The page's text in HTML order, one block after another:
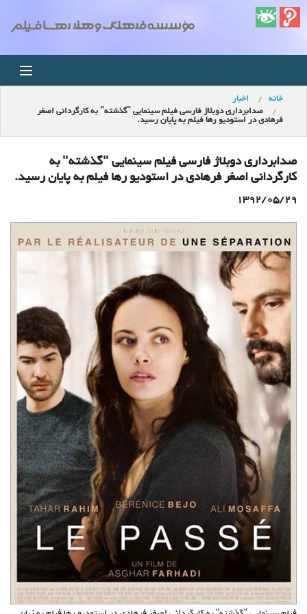
خانه
اخبار
استودیو
فروشگاه
مجله ویدئویی
کودک
درباره ما
تماس با ما
سبد خرید شما خالی است
سبد خرید
ورود
عضویت
خانه
اخبار
صدابرداري دوبلاژ فارسي فیلم سینمایی "گذشته" به کارگردانی اصغر
فرهادی در استودیو رها فیلم به پايان رسيد.
صدابرداري دوبلاژ فارسي فیلم سینمایی "گذشته" به
کارگردانی اصغر فرهادی در استودیو رها فیلم به پايان رسيد.
1392/05/29